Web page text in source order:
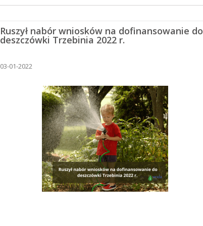
Ruszył nabór wniosków na dofinansowanie do
deszczówki Trzebinia 2022 r.
03-01-2022